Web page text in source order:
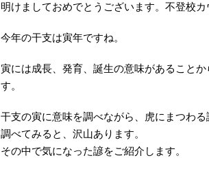
明けましておめでとうございます。不登校
今年の干支は寅年ですね。
寅には成長、発育、誕生の意味があること
す。
干支の寅に意味を調べながら、虎にまつわる
調べてみると、沢山あります。
その中で気になった諺をご紹介します。